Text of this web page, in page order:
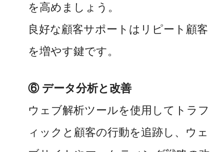
を高めましょう。
良好な顧客サポートはリピート顧客
を増やす鍵です。
⑥ データ分析と改善
ウェブ解析ツールを使用してトラフ
ィックと顧客の行動を追跡し、ウェ